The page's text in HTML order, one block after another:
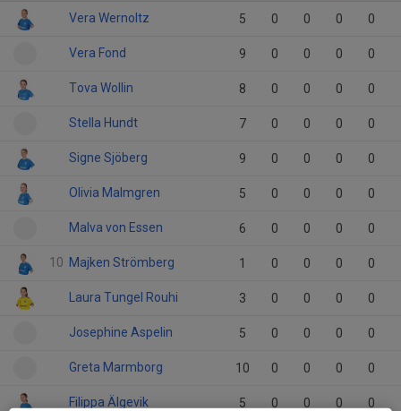
Vera Wernoltz 5 0 0 0 0
Vera Fond 9 0 0 0 0
Tova Wollin 8 0 0 0 0
Stella Hundt 7 0 0 0 0
Signe Sjöberg 9 0 0 0 0
Olivia Malmgren 5 0 0 0 0
Malva von Essen 6 0 0 0 0
10 Majken Strömberg 1 0 0 0 0
Laura Tungel Rouhi 3 0 0 0 0
Josephine Aspelin 5 0 0 0 0
Greta Marmborg 10 0 0 0 0
Filippa Älgevik 5 0 0 0 0